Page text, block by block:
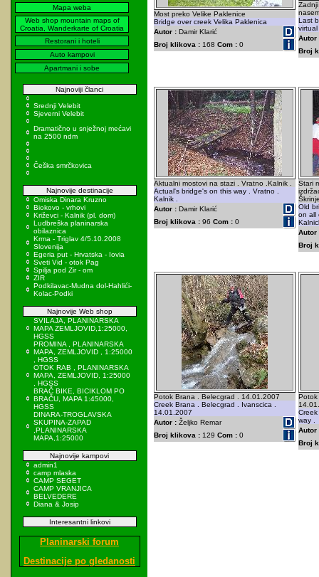
Mapa weba
Web shop mountain maps of
Croatia, Wanderkarte of Croatia
Restorani i hoteli
Auto kampovi
Apartmani i sobe
Najnoviji članci
Srednji Velebit
Sjeverni Velebit
Dramatično u snježnoj mećavi
na 2500 ndm
Češka smrčkovica
Najnovije destinacije
Omiska Dinara Kruzno
Biokovo - vrhovi
Križevci - Kalnik (pl. dom)
Ludbreška planinarska
obilaznica
Krma - Triglav 4/5.10.2008
Slovenija
Egeria put - Hrvatska - Iovia
Sveti Vid - otok Pag
Spilja pod Zir - om
ZIR
Podkilavac-Mudna dol-Hahlići-
Kolac-Podki
Najnovije Web shop
SVILAJA, PLANINARSKA
MAPA ZEMLJOVID,1:25000,
HGSS
PROMINA , PLANINARSKA
MAPA, ZEMLJOVID , 1:25000
, HGSS
OTOK RAB , PLANINARSKA
MAPA, ZEMLJOVID, 1:25000
, HGSS
BRAČ BIKE, BICIKLOM PO
BRAČU, MAPA 1:45000,
HGSS
DINARA-TROGLAVSKA
SKUPINA-ZAPAD
,PLANINARSKA
MAPA,1:25000
Najnovije kampovi
admin1
camp mlaska
CAMP SEGET
CAMP VRANJICA
BELVEDERE
Diana & Josip
Interesantni linkovi
Planinarski forum
Destinacije po gledanosti
Most preko Velike Paklenice
Bridge over creek Velika Paklenica
Autor : Damir Klarić
Broj klikova : 168 Com : 0
Last
Autor
Broj
Aktualni mostovi na stazi . Vratno .Kalnik .
Actual's bridge's on this way . Vratno .
Kalnik .
Autor : Damir Klarić
Broj klikova : 96 Com : 0
Stari
Old
on all
Autor
Broj
Potok Brana . Belecgrad . 14.01.2007
Creek Brana . Belecgrad . Ivanscica .
14.01.2007
Autor : Željko Remar
Broj klikova : 129 Com : 0
Potok
way .
Autor
Broj